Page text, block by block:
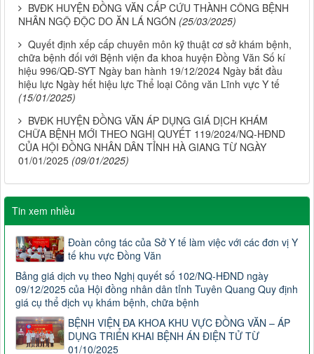
BVĐK HUYỆN ĐỒNG VĂN CẤP CỨU THÀNH CÔNG BỆNH
NHÂN NGỘ ĐỘC DO ĂN LÁ NGÓN (25/03/2025)
Quyết định xếp cấp chuyên môn kỹ thuật cơ sở khám bệnh,
chữa bệnh đối với Bệnh viện đa khoa huyện Đồng Văn Số kí
hiệu 996/QĐ-SYT Ngày ban hành 19/12/2024 Ngày bắt đầu
hiệu lực Ngày hết hiệu lực Thể loại Công văn Lĩnh vực Y tế
(15/01/2025)
BVĐK HUYỆN ĐỒNG VĂN ÁP DỤNG GIÁ DỊCH KHÁM
CHỮA BỆNH MỚI THEO NGHỊ QUYẾT 119/2024/NQ-HĐND
CỦA HỘI ĐỒNG NHÂN DÂN TỈNH HÀ GIANG TỪ NGÀY
01/01/2025 (09/01/2025)
Tin xem nhiều
Đoàn công tác của Sở Y tế làm việc với các đơn vị Y
tế khu vực Đồng Văn
Bảng giá dịch vụ theo Nghị quyết số 102/NQ-HĐND ngày
09/12/2025 của Hội đồng nhân dân tỉnh Tuyên Quang Quy định
giá cụ thể dịch vụ khám bệnh, chữa bệnh
BỆNH VIỆN ĐA KHOA KHU VỰC ĐỒNG VĂN – ÁP
DỤNG TRIỂN KHAI BỆNH ÁN ĐIỆN TỬ TỪ
01/10/2025